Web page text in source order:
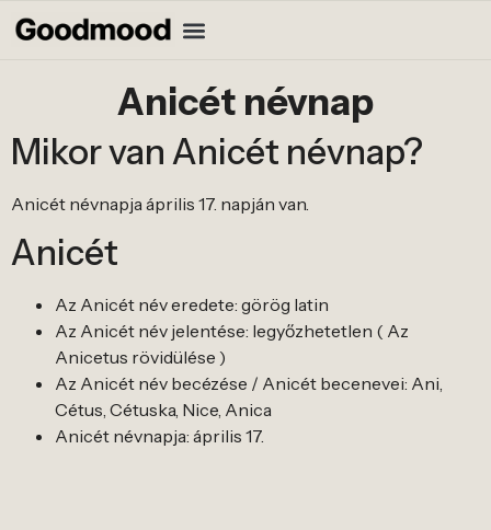
Anicét névnap
Mikor van Anicét névnap?
Anicét névnapja április 17. napján van.
Anicét
Az Anicét név eredete: görög latin
Az Anicét név jelentése: legyőzhetetlen ( Az
Anicetus rövidülése )
Az Anicét név becézése / Anicét becenevei: Ani,
Cétus, Cétuska, Nice, Anica
Anicét névnapja: április 17.